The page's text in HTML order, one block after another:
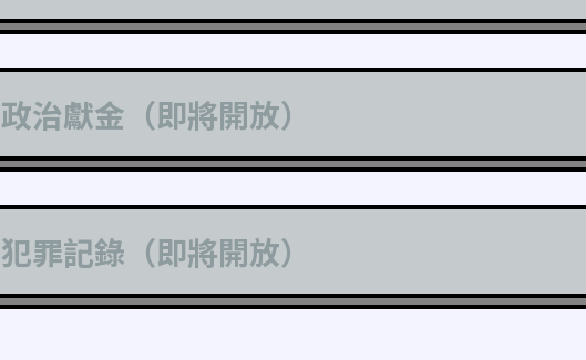
政治獻金（即將開放）
犯罪記錄（即將開放）